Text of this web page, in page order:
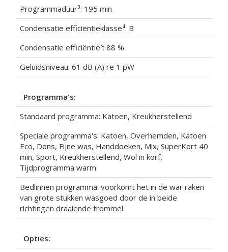
Programmaduur³: 195 min
Condensatie efficiëntieklasse⁴: B
Condensatie efficiëntie⁵: 88 %
Geluidsniveau: 61 dB (A) re 1 pW
Programma's:
Standaard programma: Katoen, Kreukherstellend
Speciale programma's: Katoen, Overhemden, Katoen
Eco, Dons, Fijne was, Handdoeken, Mix, SuperKort 40
min, Sport, Kreukherstellend, Wol in korf,
Tijdprogramma warm
Bedlinnen programma: voorkomt het in de war raken
van grote stukken wasgoed door de in beide
richtingen draaiende trommel.
Opties: